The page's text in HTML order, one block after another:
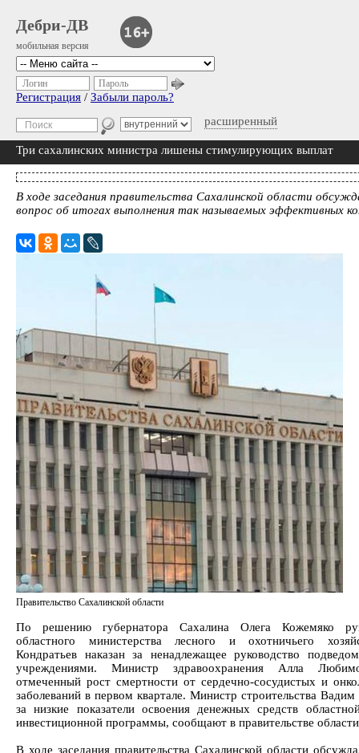
Дебри-ДВ
мобильная версия
расширенный
Логин Пароль
Регистрация / Забыли пароль?
Три сахалинских министра лишены стимулирующих выплат
В ходе заседания правительства Сахалинской области
вопрос об итогах выполнения так называемых эффективных
Правительство Сахалинской области
По решению губернатора Сахалина Олега Кожемяко
областного министерства лесного и охотничьего
Кондратьев наказан за ненадлежащее руководство
учреждениями. Министр здравоохранения Алла
отмеченный рост смертности от сердечно-сосудистых и
заболеваний в первом квартале. Министр строительства
за низкие показатели освоения денежных средств
инвестиционной программы, сообщают в правительстве
В ходе заседания правительства Сахалинской области